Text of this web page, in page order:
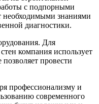
с подпорными
необходимыми знаниями
диагностики.
Для
компания использует
провести
профессионализму и
современного